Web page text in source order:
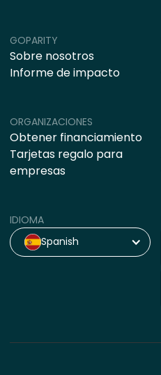
ORGANIZACIONES
Obtener financiamiento
Tarjetas regalo para
empresas
GOPARITY
Sobre nosotros
Informe de impacto
IDIOMA
Spanish